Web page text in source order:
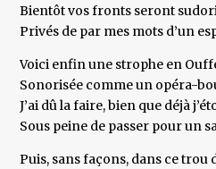
Bientôt vos fronts seront
Privés de par mes mots d’un
Voici enfin une strophe en
Sonorisée comme un opéra-
J’ai dû la faire, bien que déjà
Sous peine de passer pour un
Puis, sans façons, dans ce trou